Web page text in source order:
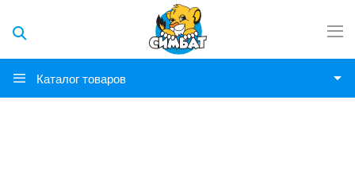
Каталог товаров